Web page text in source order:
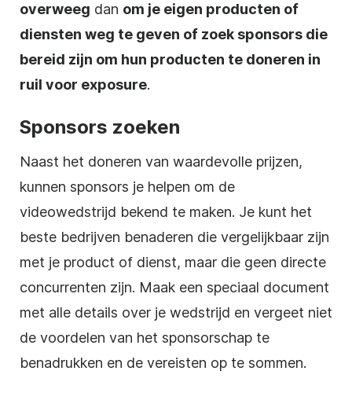
overweeg dan om je eigen producten of
diensten weg te geven of zoek sponsors die
bereid zijn om hun producten te doneren in
ruil voor exposure.
Sponsors zoeken
Naast het doneren van waardevolle prijzen,
kunnen sponsors je helpen om de
videowedstrijd bekend te maken. Je kunt het
beste bedrijven benaderen die vergelijkbaar zijn
met je product of dienst, maar die geen directe
concurrenten zijn. Maak een speciaal document
met alle details over je wedstrijd en vergeet niet
de voordelen van het sponsorschap te
benadrukken en de vereisten op te sommen.